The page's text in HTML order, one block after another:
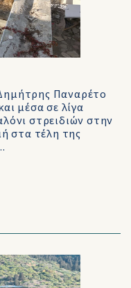
Παναρέτο
μέσα σε λίγα
στρειδιών στην
στα τέλη της